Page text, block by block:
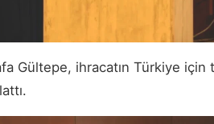
Gültepe, ihracatın Türkiye için